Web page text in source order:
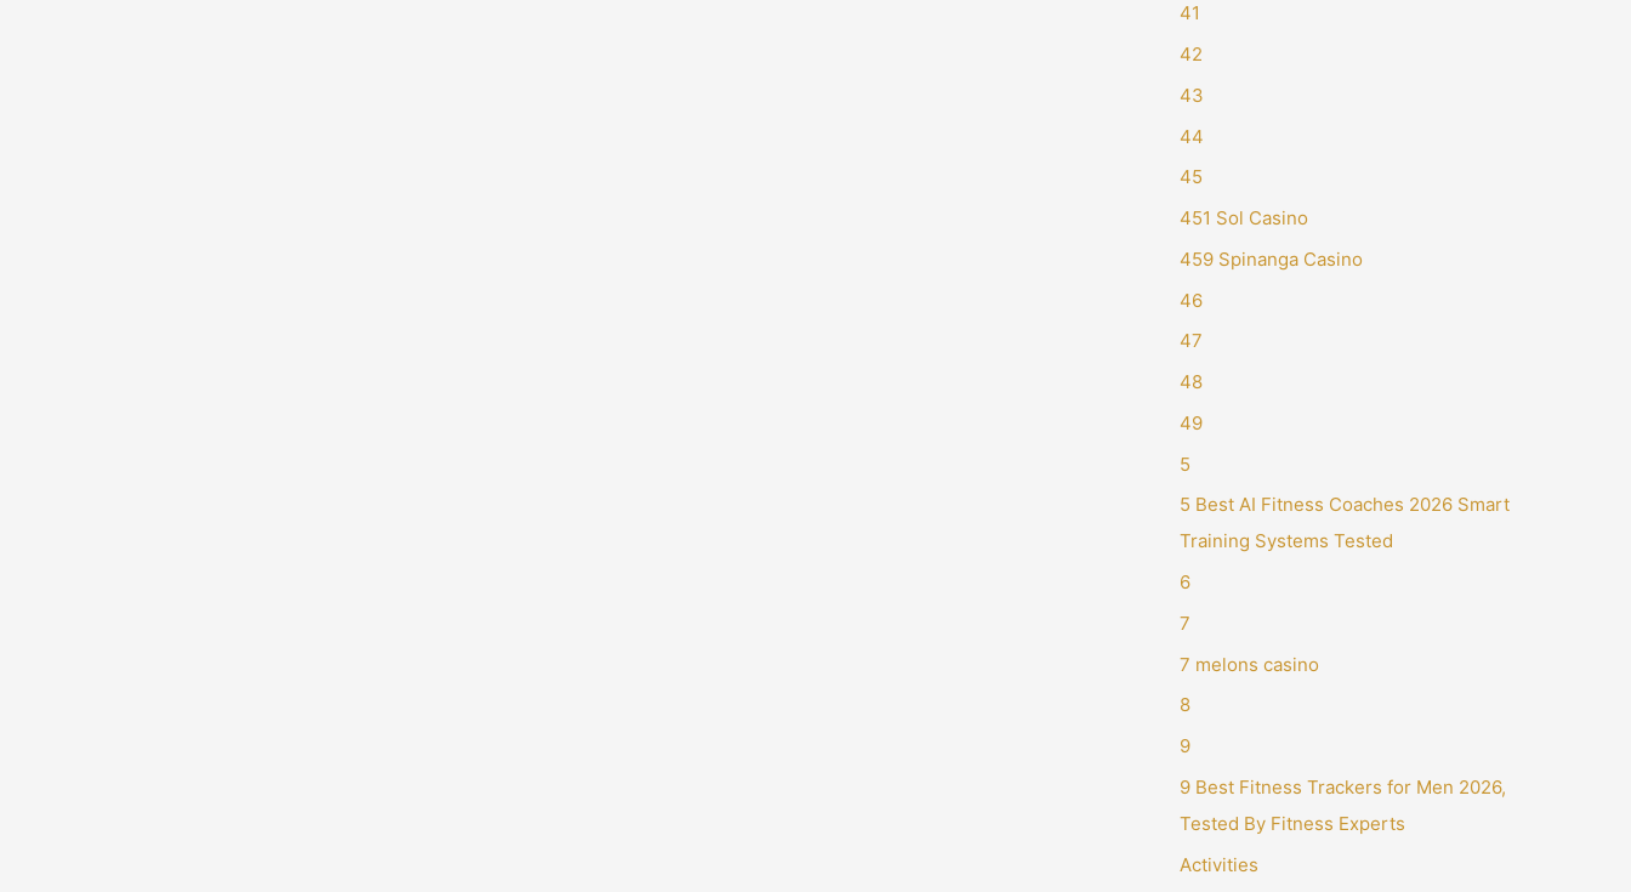
41
42
43
44
45
451 Sol Casino
459 Spinanga Casino
46
47
48
49
5
5 Best AI Fitness Coaches 2026 Smart
Training Systems Tested
6
7
7 melons casino
8
9
9 Best Fitness Trackers for Men 2026,
Tested By Fitness Experts
Activities